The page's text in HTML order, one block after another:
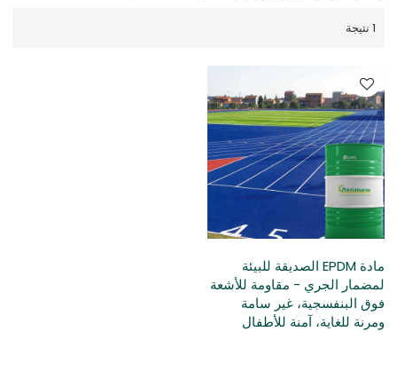
1 نتيجة
مادة EPDM الصديقة للبيئة
لمضمار الجري - مقاومة للأشعة
فوق البنفسجية، غير سامة
ومرنة للغاية، آمنة للأطفال